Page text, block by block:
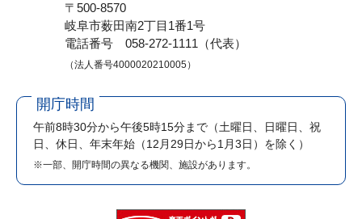
〒500-8570
岐阜市薮田南2丁目1番1号
電話番号 058-272-1111（代表）
（法人番号4000020210005）
開庁時間
午前8時30分から午後5時15分まで （土曜日、日曜日、祝
日、休日、年末年始（12月29日から1月3日）を除く）
※一部、開庁時間の異なる機関、施設があります。